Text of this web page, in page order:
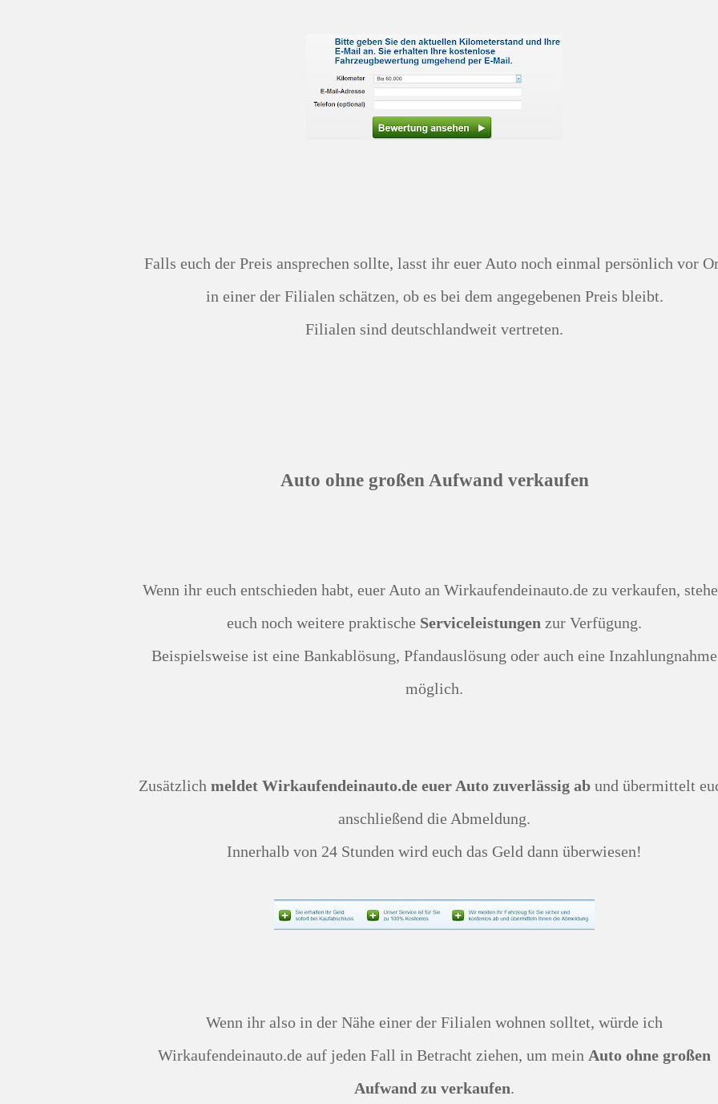
Falls euch der Preis ansprechen sollte, lasst ihr euer Auto noch einmal persönlich vor Ort
in einer der Filialen schätzen, ob es bei dem angegebenen Preis bleibt.
Filialen sind deutschlandweit vertreten.
Auto ohne großen Aufwand verkaufen
Wenn ihr euch entschieden habt, euer Auto an Wirkaufendeinauto.de zu verkaufen, stehen
euch noch weitere praktische Serviceleistungen zur Verfügung.
Beispielsweise ist eine Bankablösung, Pfandauslösung oder auch eine Inzahlungnahme
möglich.
Zusätzlich meldet Wirkaufendeinauto.de euer Auto zuverlässig ab und übermittelt
anschließend die Abmeldung.
Innerhalb von 24 Stunden wird euch das Geld dann überwiesen!
Wenn ihr also in der Nähe einer der Filialen wohnen solltet, würde ich
Wirkaufendeinauto.de auf jeden Fall in Betracht ziehen, um mein Auto ohne großen
Aufwand zu verkaufen.